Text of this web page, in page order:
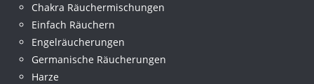
Chakra Räuchermischungen
Einfach Räuchern
Engelräucherungen
Germanische Räucherungen
Harze